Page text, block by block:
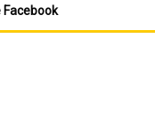
Facebook